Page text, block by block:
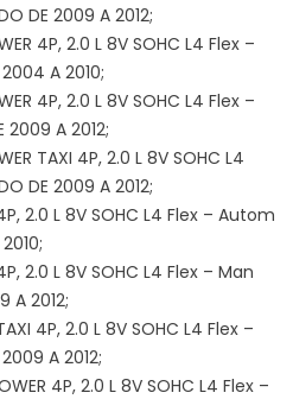
DE 2009 A 2012;
4P, 2.0 L 8V SOHC L4 Flex –
A 2010;
4P, 2.0 L 8V SOHC L4 Flex –
2009 A 2012;
TAXI 4P, 2.0 L 8V SOHC L4
DE 2009 A 2012;
4P, 2.0 L 8V SOHC L4 Flex – Autom
4P, 2.0 L 8V SOHC L4 Flex – Man
A 2012;
4P, 2.0 L 8V SOHC L4 Flex –
A 2012;
4P, 2.0 L 8V SOHC L4 Flex –